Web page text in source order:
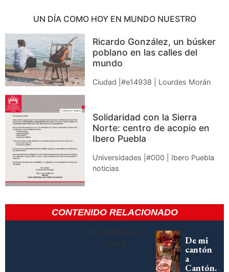
UN DÍA COMO HOY EN MUNDO NUESTRO
Ricardo González, un búsker
poblano en las calles del
mundo
Ciudad |#e14938 | Lourdes Morán
Solidaridad con la Sierra
Norte: centro de acopio en
Ibero Puebla
Universidades |#000 | Ibero Puebla
noticias
CONTENIDO RELACIONADO
No data was
found
De mi
cantón
a
Cantón.